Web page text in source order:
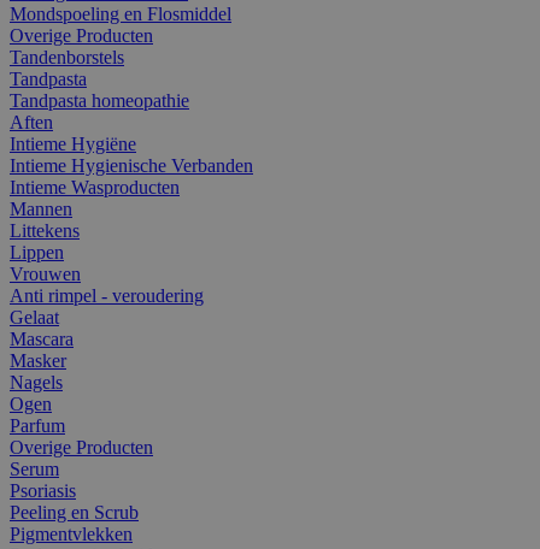
Mondspoeling en Flosmiddel
Overige Producten
Tandenborstels
Tandpasta
Tandpasta homeopathie
Aften
Intieme Hygiëne
Intieme Hygienische Verbanden
Intieme Wasproducten
Mannen
Littekens
Lippen
Vrouwen
Anti rimpel - veroudering
Gelaat
Mascara
Masker
Nagels
Ogen
Parfum
Overige Producten
Serum
Psoriasis
Peeling en Scrub
Pigmentvlekken